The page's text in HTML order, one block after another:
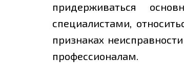
придерживаться
специалистами,
признаках
профессионалам.